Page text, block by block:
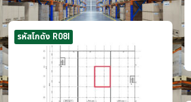
รหัสโกดัง R08I